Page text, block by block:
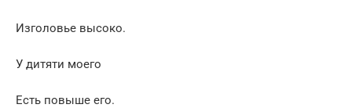
Изголовье высоко.
У дитяти моего
Есть повыше его.